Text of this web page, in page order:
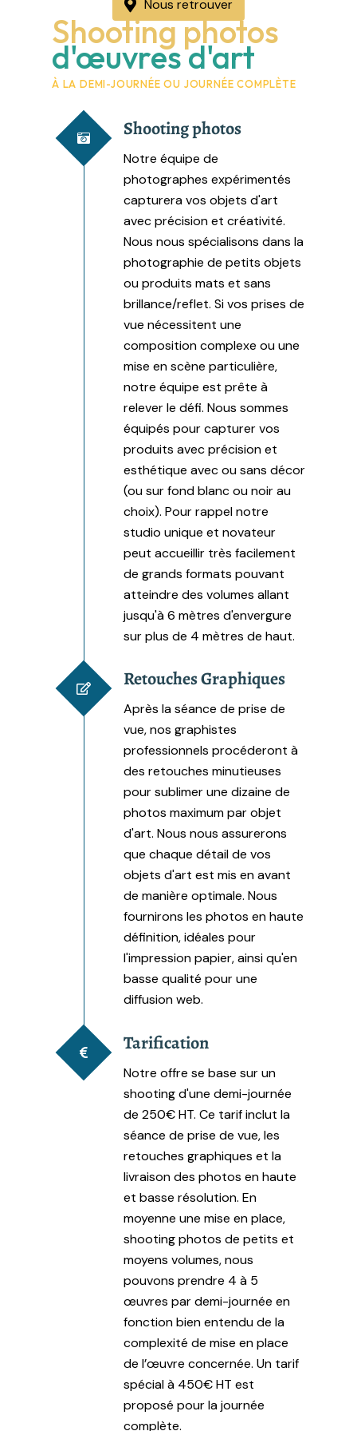
Nous retrouver
Shooting photos
d'œuvres d'art
À LA DEMI-JOURNÉE OU JOURNÉE COMPLÈTE
Shooting photos
Notre équipe de
photographes expérimentés
capturera vos objets d'art
avec précision et créativité.
Nous nous spécialisons dans la
photographie de petits objets
ou produits mats et sans
brillance/reflet. Si vos prises de
vue nécessitent une
composition complexe ou une
mise en scène particulière,
notre équipe est prête à
relever le défi. Nous sommes
équipés pour capturer vos
produits avec précision et
esthétique avec ou sans décor
(ou sur fond blanc ou noir au
choix). Pour rappel notre
studio unique et novateur
peut accueillir très facilement
de grands formats pouvant
atteindre des volumes allant
jusqu'à 6 mètres d'envergure
sur plus de 4 mètres de haut.
Retouches Graphiques
Après la séance de prise de
vue, nos graphistes
professionnels procéderont à
des retouches minutieuses
pour sublimer une dizaine de
photos maximum par objet
d'art. Nous nous assurerons
que chaque détail de vos
objets d'art est mis en avant
de manière optimale. Nous
fournirons les photos en haute
définition, idéales pour
l'impression papier, ainsi qu'en
basse qualité pour une
diffusion web.
Tarification
Notre offre se base sur un
shooting d'une demi-journée
de 250€ HT. Ce tarif inclut la
séance de prise de vue, les
retouches graphiques et la
livraison des photos en haute
et basse résolution. En
moyenne une mise en place,
shooting photos de petits et
moyens volumes, nous
pouvons prendre 4 à 5
œuvres par demi-journée en
fonction bien entendu de la
complexité de mise en place
de l’œuvre concernée. Un tarif
spécial à 450€ HT est
proposé pour la journée
complète.